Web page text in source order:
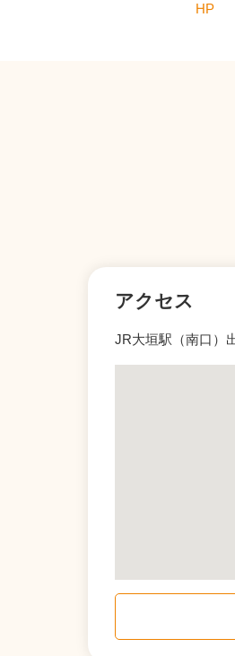
HP
アクセス
JR大垣駅（南口）